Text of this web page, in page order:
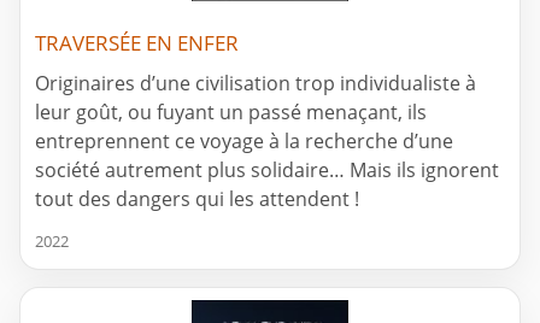
TRAVERSÉE EN ENFER
Originaires d’une civilisation trop individualiste à
leur goût, ou fuyant un passé menaçant, ils
entreprennent ce voyage à la recherche d’une
société autrement plus solidaire… Mais ils ignorent
tout des dangers qui les attendent !
2022